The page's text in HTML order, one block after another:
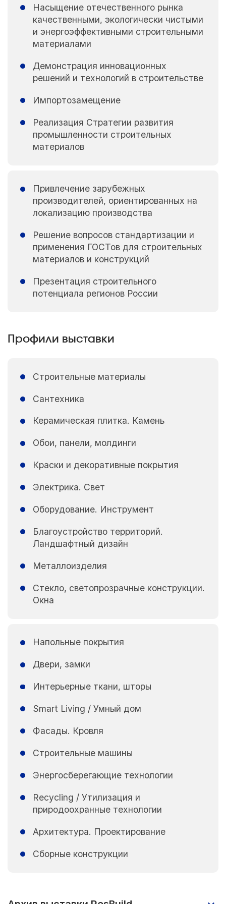
Насыщение отечественного рынка
качественными, экологически чистыми
и энергоэффективными строительными
материалами
Демонстрация инновационных
решений и технологий в строительстве
Импортозамещение
Реализация Стратегии развития
промышленности строительных
материалов
Привлечение зарубежных
производителей, ориентированных на
локализацию производства
Решение вопросов стандартизации и
применения ГОСТов для строительных
материалов и конструкций
Презентация строительного
потенциала регионов России
Профили выставки
Строительные материалы
Сантехника
Керамическая плитка. Камень
Обои, панели, молдинги
Краски и декоративные покрытия
Электрика. Свет
Оборудование. Инструмент
Благоустройство территорий.
Ландшафтный дизайн
Металлоизделия
Стекло, светопрозрачные конструкции.
Окна
Напольные покрытия
Двери, замки
Интерьерные ткани, шторы
Smart Living / Умный дом
Фасады. Кровля
Строительные машины
Энергосберегающие технологии
Recycling / Утилизация и
природоохранные технологии
Архитектура. Проектирование
Сборные конструкции